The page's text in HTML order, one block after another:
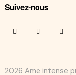
Suivez-nous
2026 Ame intense